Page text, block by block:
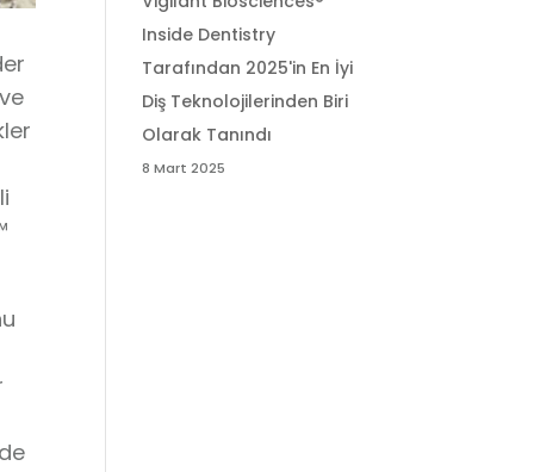
Inside Dentistry
Tarafından 2025'in En İyi
Diş Teknolojilerinden Biri
Olarak Tanındı
8 Mart 2025